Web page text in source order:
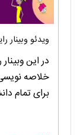
ویدئو
در این
خلاصه
برای تمام